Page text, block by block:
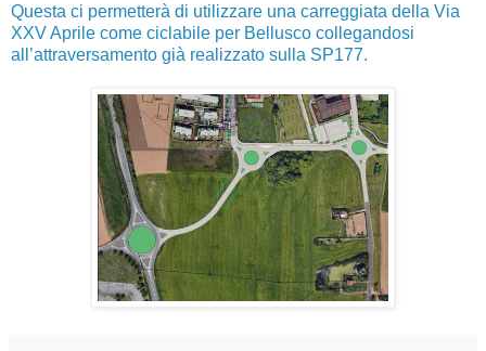
Questa ci permetterà di utilizzare una carreggiata della Via
XXV Aprile come ciclabile per Bellusco collegandosi
all’attraversamento già realizzato sulla SP177.